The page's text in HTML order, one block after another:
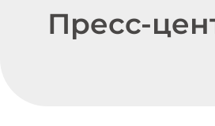
Пресс-